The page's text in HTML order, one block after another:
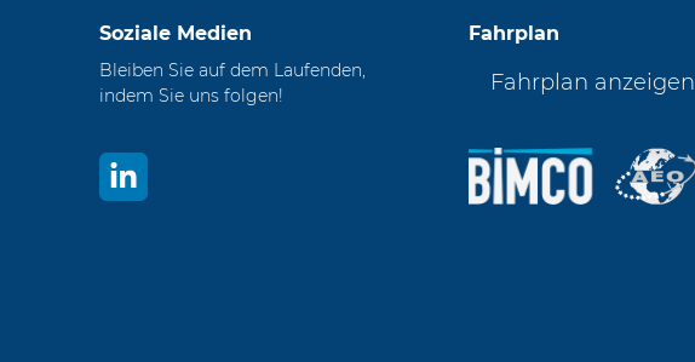
Soziale Medien
Bleiben Sie auf dem Laufenden,
indem Sie uns folgen!
Fahrplan
Fahrplan anzeigen